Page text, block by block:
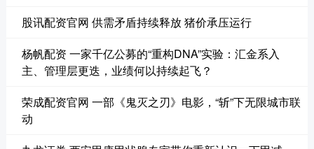
股讯配资官网 供需矛盾持续释放 猪价承压运行
杨帆配资 一家千亿公募的“重构DNA”实验：汇金系入
主、管理层更迭，业绩何以持续起飞？
荣成配资官网 一部《鬼灭之刃》电影，“斩”下无限城市联
动